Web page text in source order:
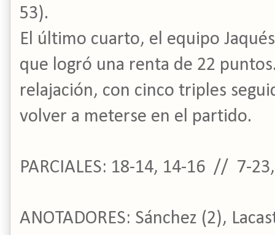
53).
El último cuarto, el equipo
que logró una renta de 22
relajación, con cinco triples
volver a meterse en el partido.
PARCIALES: 18-14, 14-16 // 7-
ANOTADORES: Sánchez (2),